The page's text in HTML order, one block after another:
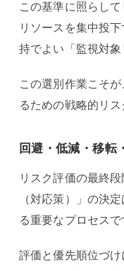
この基準に照らし
リソースを集中投
持でよい「監視対象
この選別作業こそ
るための戦略的リ
回避・低減・移転
リスク評価の最終
（対応策）」の決
る重要なプロセスで
評価と優先順位づ